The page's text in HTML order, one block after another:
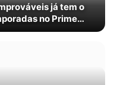
já tem o
no Prime